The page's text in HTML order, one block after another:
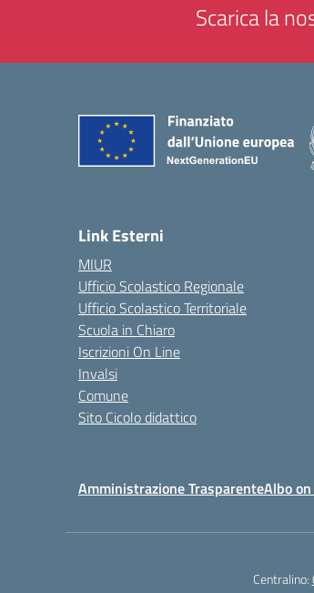
Scarica la
Link Esterni
MIUR
Ufficio Scolastico Regionale
Ufficio Scolastico Territoriale
Scuola in Chiaro
Iscrizioni On Line
Invalsi
Comune
Sito Cicolo didattico
Amministrazione TrasparenteAlbo
Centralino: